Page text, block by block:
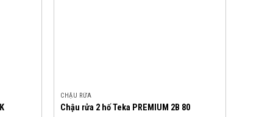
CHẬU RỬA
Chậu rửa 2 hố Teka PREMIUM 2B 80